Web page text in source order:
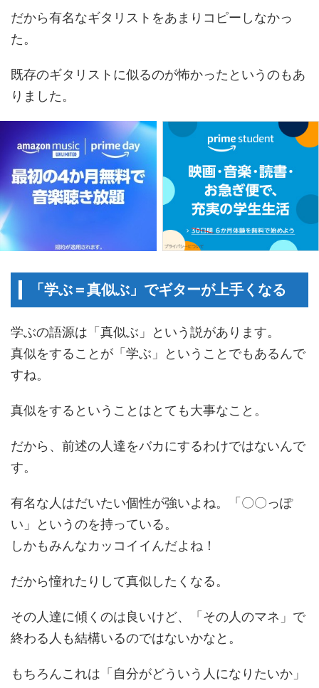
だから有名なギタリストをあまりコピーしなかっ
た。
既存のギタリストに似るのが怖かったというのもあ
りました。
「学ぶ＝真似ぶ」でギターが上手くなる
学ぶの語源は「真似ぶ」という説があります。
真似をすることが「学ぶ」ということでもあるんで
すね。
真似をするということはとても大事なこと。
だから、前述の人達をバカにするわけではないんで
す。
有名な人はだいたい個性が強いよね。「〇〇っぽ
い」というのを持っている。
しかもみんなカッコイイんだよね！
だから憧れたりして真似したくなる。
その人達に傾くのは良いけど、「その人のマネ」で
終わる人も結構いるのではないかなと。
もちろんこれは「自分がどういう人になりたいか」